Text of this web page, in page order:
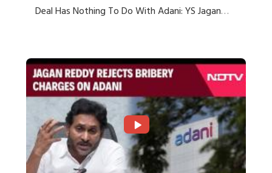
Deal Has Nothing To Do With Adani: YS Jagan